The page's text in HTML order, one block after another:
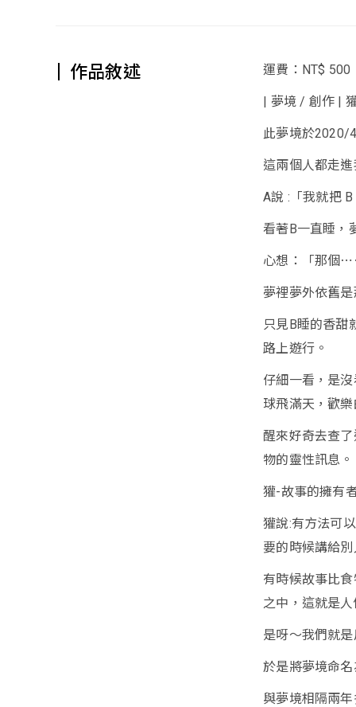
作品敘述 運費：NT$ 500
| 夢境 / 創作 |
此夢境於2020/
這兩個人都走
A說 :「我就把
看著B一直睡，
心想：「那個
夢裡夢外依舊
只見B睡的香甜
路上遊行。
仔細一看，是
球飛滿天，歡
醒來好奇去查
物的靈性訊息。
獾-故事的擁有
獾說:有方法可
要的時候講給
有時候故事比
之中，這就是
是呀～我們就
於是將夢境命
與夢境相隔兩